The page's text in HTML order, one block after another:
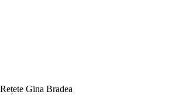
Rețete Gina Bradea